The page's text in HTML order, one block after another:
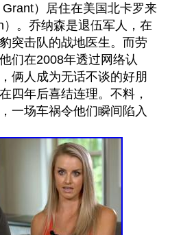
）居住在美国北卡罗来
。乔纳森是退伍军人，在
突击队的战地医生。而劳
们在2008年透过网络认
俩人成为无话不谈的好朋
四年后喜结连理。不料，
一场车祸令他们瞬间陷入